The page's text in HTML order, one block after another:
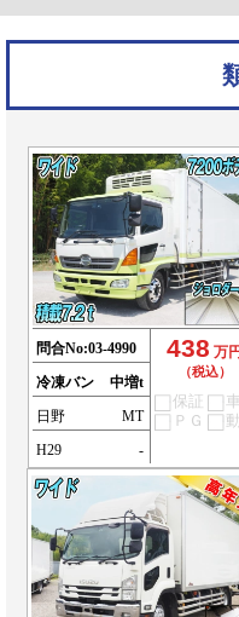
問合No:03-4990
冷凍バン
中増t
日野
MT
H29
-
438 万円
（税込）
保証
ＰＧ